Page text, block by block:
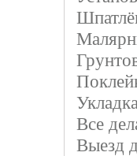
Все
Выезд